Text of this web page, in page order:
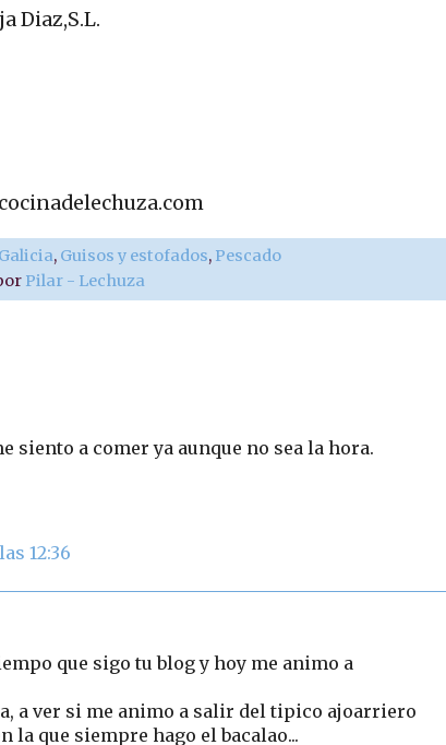
Diaz,S.L.
Galicia, Guisos y estofados, Pescado
Pilar - Lechuza
siento a comer ya aunque no sea la hora.
12:36
que sigo tu blog y hoy me animo a
a ver si me animo a salir del tipico ajoarriero
la que siempre hago el bacalao...